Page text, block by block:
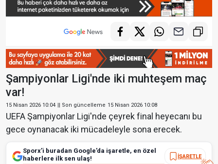
Şampiyonlar Ligi'nde iki muhteşem maç
var!
15 Nisan 2026 10:04 || Son güncelleme 15 Nisan 2026 10:08
UEFA Şampiyonlar Ligi'nde çeyrek final heyecanı bu
gece oynanacak iki mücadeleyle sona erecek.
Sporx’i buradan Google’da işaretle, en özel
haberlere ilk sen ulaş!
İŞARETLE